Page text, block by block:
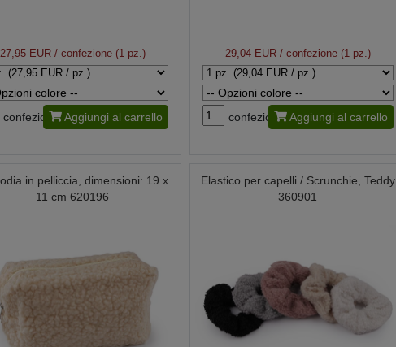
27,95 EUR/ confezione (1 pz.)
confezione Aggiungi al carrello
29,04 EUR/ confezione (1 pz.)
confezione Aggiungi al carrello
in pelliccia, dimensioni: 19 x
11 cm 620196
Elastico per capelli / Scrunchie, Teddy
360901